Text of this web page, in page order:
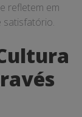
refletem em
satisfatório.